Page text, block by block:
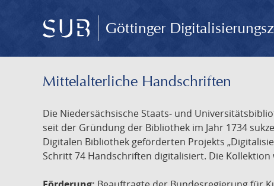
Göttinger
Mittelalterliche Handschriften
Die Niedersächsische Staats- und
seit der Gründung der Bibliothek im Jahr 1734
Digitalen Bibliothek geförderten Projekts
Schritt 74 Handschriften digitalisiert. Die